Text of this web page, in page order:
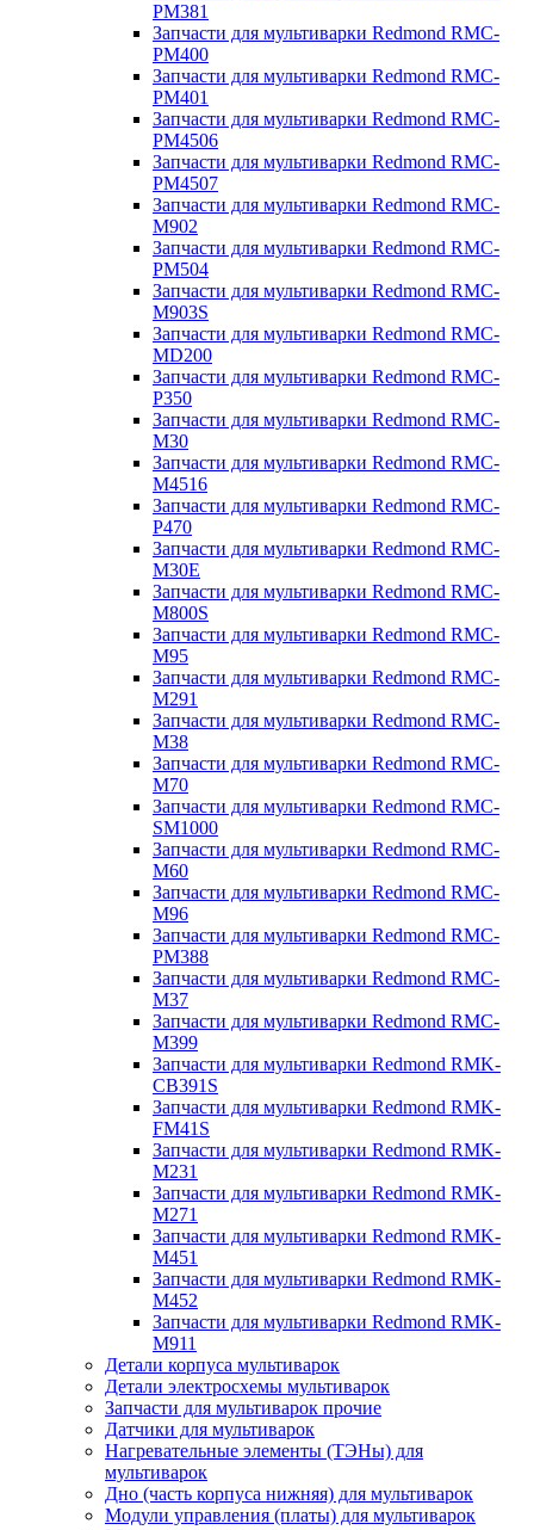
PM381
Запчасти для мультиварки Redmond RMC-
PM400
Запчасти для мультиварки Redmond RMC-
PM401
Запчасти для мультиварки Redmond RMC-
PM4506
Запчасти для мультиварки Redmond RMC-
PM4507
Запчасти для мультиварки Redmond RMC-
M902
Запчасти для мультиварки Redmond RMC-
PM504
Запчасти для мультиварки Redmond RMC-
M903S
Запчасти для мультиварки Redmond RMC-
MD200
Запчасти для мультиварки Redmond RMC-
P350
Запчасти для мультиварки Redmond RMC-
M30
Запчасти для мультиварки Redmond RMC-
M4516
Запчасти для мультиварки Redmond RMC-
P470
Запчасти для мультиварки Redmond RMC-
M30E
Запчасти для мультиварки Redmond RMC-
M800S
Запчасти для мультиварки Redmond RMC-
M95
Запчасти для мультиварки Redmond RMC-
M291
Запчасти для мультиварки Redmond RMC-
M38
Запчасти для мультиварки Redmond RMC-
M70
Запчасти для мультиварки Redmond RMC-
SM1000
Запчасти для мультиварки Redmond RMC-
M60
Запчасти для мультиварки Redmond RMC-
M96
Запчасти для мультиварки Redmond RMC-
PM388
Запчасти для мультиварки Redmond RMC-
M37
Запчасти для мультиварки Redmond RMC-
M399
Запчасти для мультиварки Redmond RMK-
CB391S
Запчасти для мультиварки Redmond RMK-
FM41S
Запчасти для мультиварки Redmond RMK-
M231
Запчасти для мультиварки Redmond RMK-
M271
Запчасти для мультиварки Redmond RMK-
M451
Запчасти для мультиварки Redmond RMK-
M452
Запчасти для мультиварки Redmond RMK-
M911
Детали корпуса мультиварок
Детали электросхемы мультиварок
Запчасти для мультиварок прочие
Датчики для мультиварок
Нагревательные элементы (ТЭНы) для
мультиварок
Дно (часть корпуса нижняя) для мультиварок
Модули управления (платы) для мультиварок